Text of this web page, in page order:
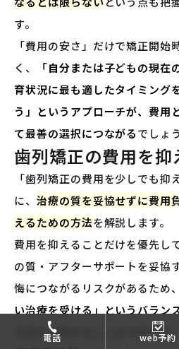
電話 web予約
す。
「費用の安さ」だけで矯正開始
く、
「自分または子どもの現
育状況に最も適したタイミング
う」というアプローチが、費用
て最善の選択につながるでしょ
歯列矯正の費用を抑
「歯列矯正の費用を少しでも抑
に、 治療の質を妥協せずに費用
えるための方法を解説します。
費用を抑えることだけを優先し
の質・アフターサポートを妥協
悔につながるリスクがあるため、
い治療を受ける」というバラン
方法を活用することが大切
です。